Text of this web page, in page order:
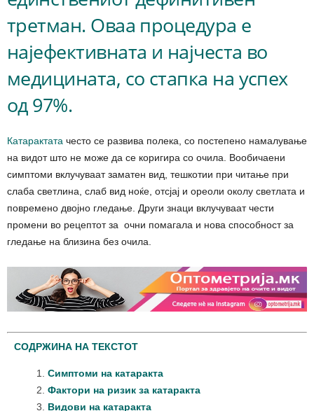
третман. Оваа процедура е
најефективната и најчеста во
медицината, со стапка на успех
од 97%.
Катарактата често се развива полека, со постепено намалување
на видот што не може да се коригира со очила. Вообичаени
симптоми вклучуваат заматен вид, тешкотии при читање при
слаба светлина, слаб вид ноќе, отсјај и ореоли околу светлата и
повремено двојно гледање. Други знаци вклучуваат чести
промени во рецептот за очни помагала и нова способност за
гледање на близина без очила.
СОДРЖИНА НА ТЕКСТОТ
Симптоми на катаракта
Фактори на ризик за катаракта
Видови на катаракта